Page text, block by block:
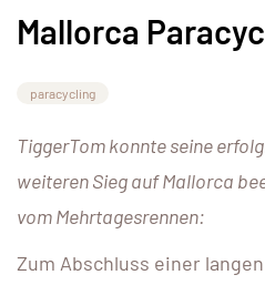
Mallorca
paracycling
TiggerTom konnte seine
weiteren Sieg auf Mallorca
vom Mehrtagesrennen:
Zum Abschluss einer